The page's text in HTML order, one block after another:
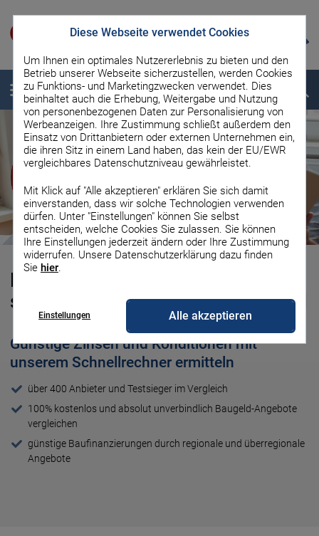
Diese Webseite verwendet Cookies
Um Ihnen ein optimales Nutzererlebnis zu bieten und den
Betrieb unserer Webseite sicherzustellen, werden Cookies
zu Funktions- und Marketingzwecken verwendet. Dies
beinhaltet auch die Erhebung, Weitergabe und Nutzung
von personenbezogenen Daten zur Personalisierung von
Werbeanzeigen. Ihre Zustimmung schließt außerdem den
Einsatz von Drittanbietern oder externen Unternehmen ein,
die ihren Sitz in einem Land haben, das kein der EU/EWR
vergleichbares Datenschutzniveau gewährleistet.
Mit Klick auf "Alle akzeptieren" erklären Sie sich damit
einverstanden, dass wir solche Technologien verwenden
dürfen. Unter "Einstellungen" können Sie selbst
entscheiden, welche Cookies Sie zulassen. Sie können
Ihre Einstellungen jederzeit ändern oder Ihre Zustimmung
widerrufen. Unsere Datenschutzerklärung dazu finden
Sie hier.
Einstellungen Alle akzeptieren
Menü Suche
Baufinanzierung Vergleich: Das
sind die Top-Anbieter für Baugeld
Günstige Zinsen und Konditionen mit
unserem Schnellrechner ermitteln
über 400 Anbieter und Testsieger im Vergleich
100% kostenlos und absolut unverbindlich Baugeld-Angebote
vergleichen
günstige Baufinanzierungen durch regionale und überregionale
Angebote